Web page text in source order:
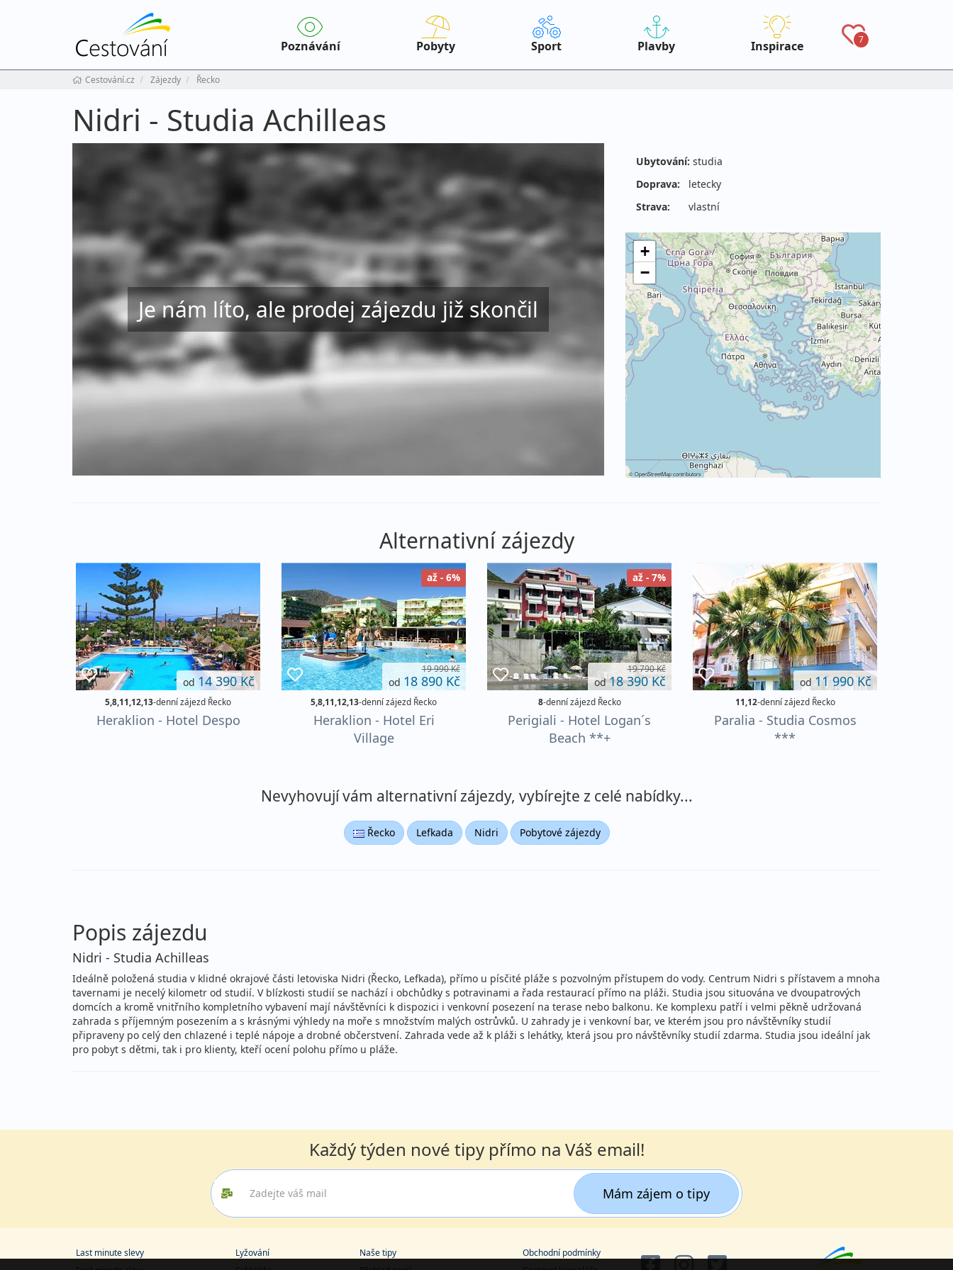
Poznávání Pobyty Sport Plavby Inspirace 7
Cestování.cz Zájezdy Řecko
Nidri - Studia Achilleas
Je nám líto, ale prodej zájezdu již skončil
Ubytování: studia
Doprava:
letecky
Strava:
vlastní
+
−
©OpenStreetMapcontributors
Alternativní zájezdy
od 14 390 Kč
5,8,11,12,13-denní zájezd Řecko
Heraklion - Hotel Despo
až - 6%
19 990 Kč
od 18 890 Kč
5,8,11,12,13-denní zájezd Řecko
Heraklion - Hotel Eri
Village
až - 7%
19 790 Kč
od18 390 Kč
8-denní zájezd Řecko
Perigiali - Hotel Logan´s
Beach **+
od 11 990 Kč
11,12-denní zájezd Řecko
Paralia - Studia Cosmos
***
Nevyhovují vám alternativní zájezdy, vybírejte z celé nabídky...
Řecko Lefkada Nidri Pobytové zájezdy
Popis zájezdu
Nidri - Studia Achilleas
Ideálně položená studia v klidné okrajové části letoviska Nidri (Řecko, Lefkada), přímo u písčité pláže s pozvolným přístupem do vody. Centrum Nidri s přístavem a mnoha
tavernami je necelý kilometr od studií. V blízkosti studií se nachází i obchůdky s potravinami a řada restaurací přímo na pláži. Studia jsou situována ve dvoupatrových
domcích a kromě vnitřního kompletního vybavení mají návštěvníci k dispozici i venkovní posezení na terase nebo balkonu. Ke komplexu patří i velmi pěkně udržovaná
zahrada s příjemným posezením a s krásnými výhledy na moře s množstvím malých ostrůvků. U zahrady je i venkovní bar, ve kterém jsou pro návštěvníky studií
připraveny po celý den chlazené i teplé nápoje a drobné občerstvení. Zahrada vede až k pláži s lehátky, která jsou pro návštěvníky studií zdarma. Studia jsou ideální jak
pro pobyt s dětmi, tak i pro klienty, kteří ocení polohu přímo u pláže.
Každý týden nové tipy přímo na Váš email!
Mám zájem o tipy
Last minute slevy
Lyžování
Naše tipy
Obchodní podmínky